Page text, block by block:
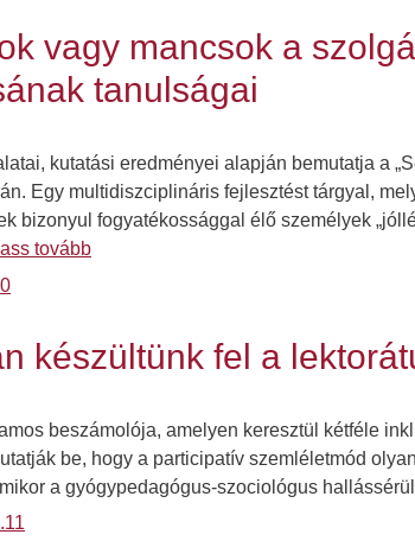
vagy mancsok a
tanulságai
kutatási eredményei alapján bemutatja a
Egy multidiszciplináris fejlesztést tárgyal,
bizonyul fogyatékossággal élő személyek
tovább
készültünk fel a
beszámolója, amelyen keresztül kétféle
be, hogy a participatív szemléletmód
a gyógypedagógus-szociológus